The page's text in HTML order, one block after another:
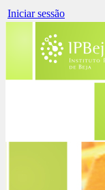
Iniciar sessão